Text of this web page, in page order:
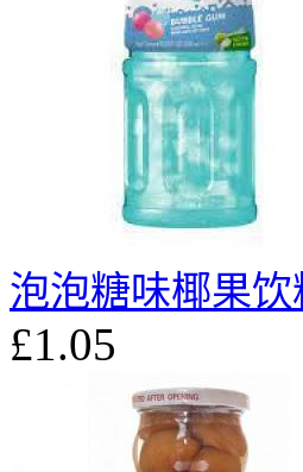
泡泡糖味椰果饮
£1.05